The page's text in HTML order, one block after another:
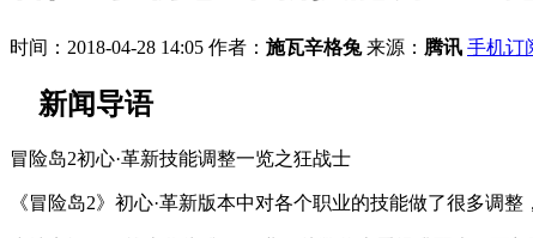
时间：2018-04-28 14:05 作者： 施瓦辛格兔 来源： 腾讯 手机订
新闻导语
冒险岛2初心·革新技能调整一览之狂战士
《冒险岛2》初心·革新版本中对各个职业的技能做了很多调